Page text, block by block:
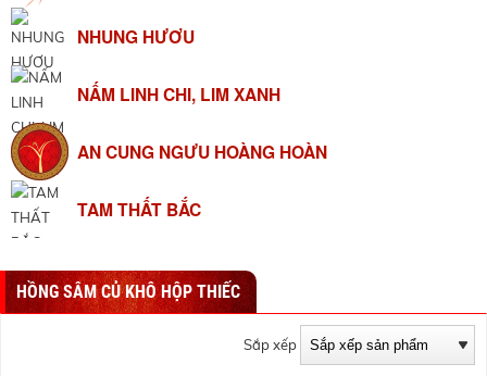
NHUNG HƯƠU
NẤM LINH CHI, LIM XANH
AN CUNG NGƯU HOÀNG HOÀN
TAM THẤT BẮC
HỒNG SÂM CỦ KHÔ HỘP THIẾC
Sắp xếp